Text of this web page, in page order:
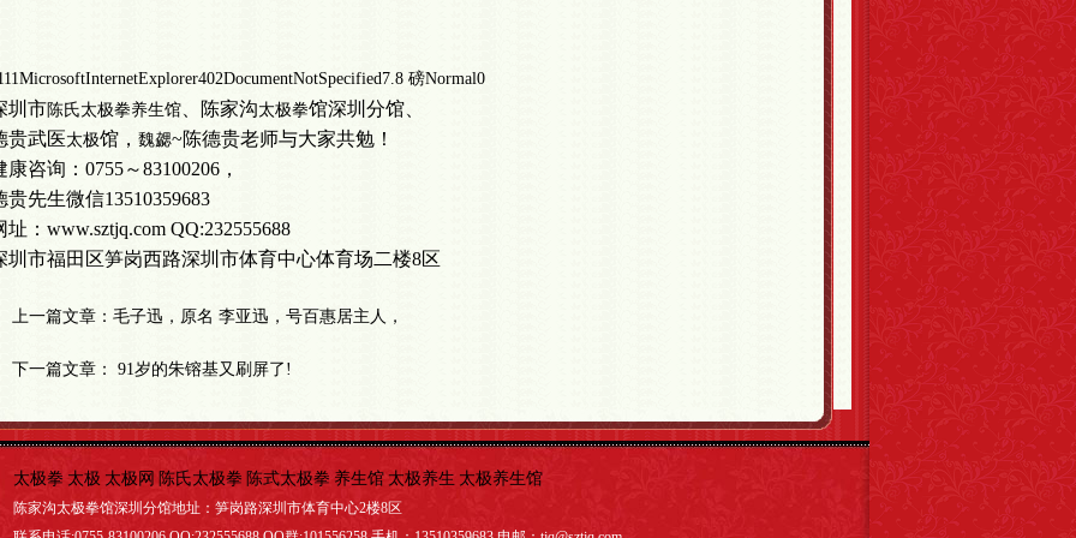
11MicrosoftInternetExplorer402DocumentNotSpecified7.8 磅Normal0
圳市陈氏太极拳养生馆 、陈家沟太极拳馆深圳分馆、
贵武医太极馆， 魏勰~陈德贵老师与大家共勉！
康咨询： 0755～83100206，
贵先生微信13510359683
址： www.sztjq.com QQ:232555688
圳市福田区笋岗西路深圳市体育中心体育场二楼8区
上一篇文章： 毛子迅，原名 李亚迅，号百惠居主人，
下一篇文章： 91岁的朱镕基又刷屏了!
太极拳 太极 太极网 陈氏太极拳 陈式太极拳 养生馆 太极养生 太极养生馆
陈家沟太极拳馆深圳分馆地址：笋岗路深圳市体育中心2楼8区